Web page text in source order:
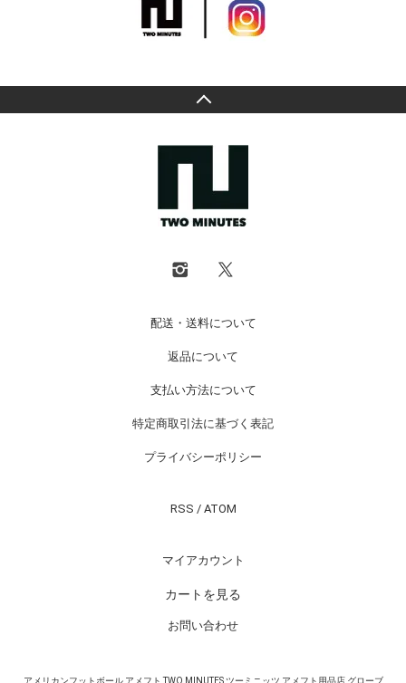
配送・送料について
返品について
支払い方法について
特定商取引法に基づく表記
プライバシーポリシー
RSS / ATOM
マイアカウント
カートを見る
お問い合わせ